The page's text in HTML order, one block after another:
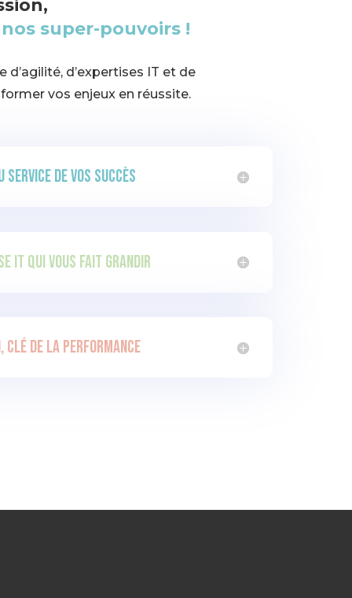
nos super-pouvoirs !
d’agilité, d’expertises IT et de
vos enjeux en réussite.
service de vos succès
it qui vous fait grandir
clé de la performance